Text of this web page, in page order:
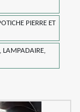
PIERRE ET
LAMPADAIRE,